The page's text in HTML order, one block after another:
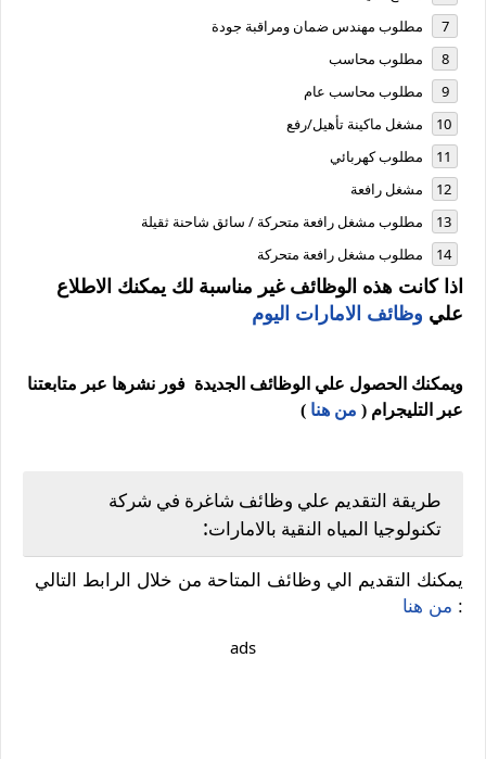
مطلوب مهندس ضمان ومراقبة جودة
مطلوب محاسب
مطلوب محاسب عام
مشغل ماكينة تأهيل/رفع
مطلوب كهربائي
مشغل رافعة
مطلوب مشغل رافعة متحركة / سائق شاحنة ثقيلة
مطلوب مشغل رافعة متحركة
اذا كانت هذه الوظائف غير مناسبة لك يمكنك الاطلاع
علي وظائف الامارات اليوم
ويمكنك الحصول علي الوظائف الجديدة فور نشرها عبر متابعتنا
عبر التليجرام ( من هنا )
طريقة التقديم علي وظائف شاغرة في شركة
تكنولوجيا المياه النقية بالامارات:
يمكنك التقديم الي وظائف المتاحة من خلال الرابط التالي
: من هنا
ads